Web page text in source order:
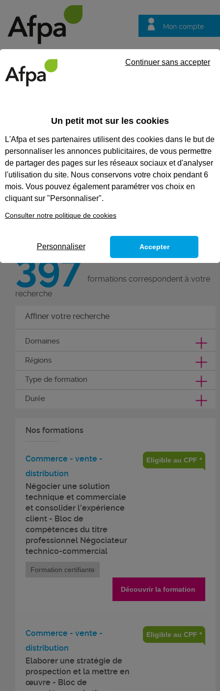
Mon compte
questions
NOS FORMATIONS
CERTIFIANTES
Nos formationscertifiantes
Découvrez un métier, débutez un
parcours professionnel, accédez à
un premier niveau d’employabilité
l’Afpa, valorisez votre expérience
397 formations correspondent à votre
recherche
Affiner votre recherche
Domaines
Régions
Type de formation
Durée
Nos formations
Commerce - vente -
distribution
Négocier une solution
technique et commerciale
et consolider l'expérience
client - Bloc de
compétences du titre
professionnel Négociateur
technico-commercial
Eligible au CPF *
Formation certifiante
Découvrir la formation
Commerce - vente -
distribution
Elaborer une stratégie de
prospection et la mettre en
œuvre - Bloc de
Eligible au CPF *
Un petit mot sur les cookies
L'Afpa et ses partenaires utilisent des cookies dans le but de
personnaliser les annonces publicitaires, de vous permettre
de partager des pages sur les réseaux sociaux et d'analyser
l'utilisation du site. Nous conservons votre choix pendant 6
mois. Vous pouvez également paramétrer vos choix en
cliquant sur "Personnaliser".
Consulter notre politique de cookies
Continuer sans accepter
Personnaliser Accepter